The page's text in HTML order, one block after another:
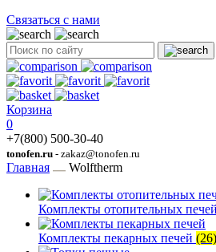
Связаться с нами
Корзина
0
+7(800) 500-30-40
tonofen.ru - zakaz@tonofen.ru
Главная Wolftherm
Комплекты отопительных печей
Комплекты пекарных печей (26)